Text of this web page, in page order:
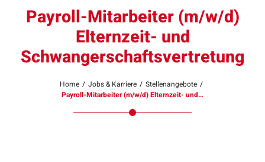
Payroll-Mitarbeiter (m/w/d)
Elternzeit- und
Schwangerschaftsvertretung
Home / Jobs & Karriere / Stellenangebote /
Payroll-Mitarbeiter (m/w/d) Elternzeit- und…